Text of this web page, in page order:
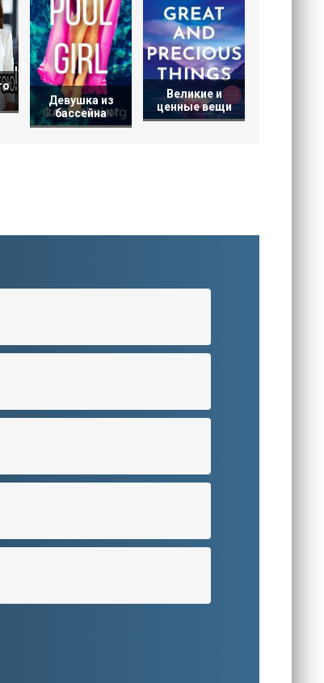
Девушка из
бассейна
Великие и
ценные вещи